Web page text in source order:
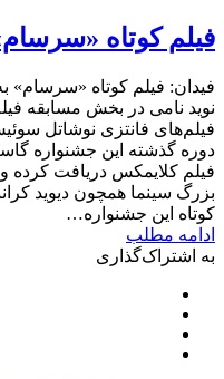
فیلم کوتاه
فیدان: فیلم کوتاه «سرسام»
نوید نامی در بخش مسابقه
فیلم‌های فانتزی نوشاتل
دوره گذشته این جشنواره
فیلم کلایمکس دریافت کرده
بزرگ سینما همچون دیوید
کوتاه این جشنواره…
ادامه مطلب
به اشتراک‌گذاری